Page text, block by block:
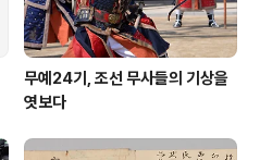
무예24기, 조선 무사들의 기상을
엿보다